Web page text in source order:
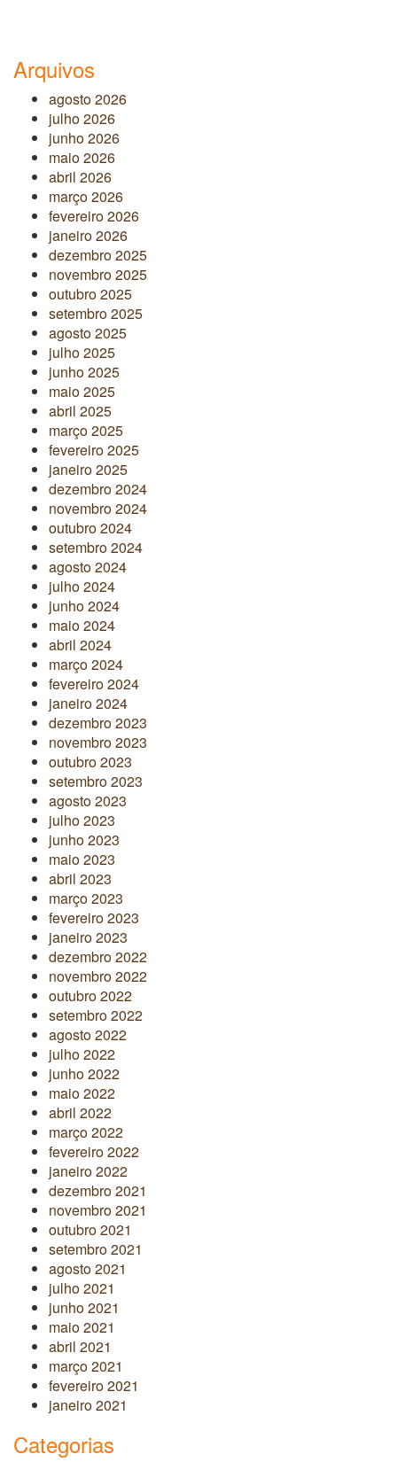
Arquivos
agosto 2026
julho 2026
junho 2026
maio 2026
abril 2026
março 2026
fevereiro 2026
janeiro 2026
dezembro 2025
novembro 2025
outubro 2025
setembro 2025
agosto 2025
julho 2025
junho 2025
maio 2025
abril 2025
março 2025
fevereiro 2025
janeiro 2025
dezembro 2024
novembro 2024
outubro 2024
setembro 2024
agosto 2024
julho 2024
junho 2024
maio 2024
abril 2024
março 2024
fevereiro 2024
janeiro 2024
dezembro 2023
novembro 2023
outubro 2023
setembro 2023
agosto 2023
julho 2023
junho 2023
maio 2023
abril 2023
março 2023
fevereiro 2023
janeiro 2023
dezembro 2022
novembro 2022
outubro 2022
setembro 2022
agosto 2022
julho 2022
junho 2022
maio 2022
abril 2022
março 2022
fevereiro 2022
janeiro 2022
dezembro 2021
novembro 2021
outubro 2021
setembro 2021
agosto 2021
julho 2021
junho 2021
maio 2021
abril 2021
março 2021
fevereiro 2021
janeiro 2021
Categorias